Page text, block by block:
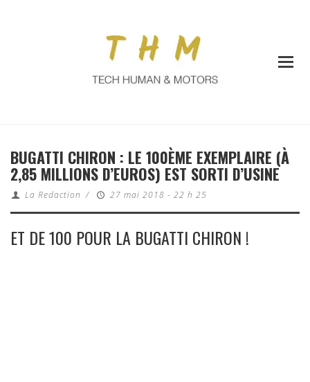
BUGATTI CHIRON : LE 100ÈME EXEMPLAIRE (À
2,85 MILLIONS D’EUROS) EST SORTI D’USINE
La Redaction / 27 mai 2018 - 22 h 25
ET DE 100 POUR LA BUGATTI CHIRON !